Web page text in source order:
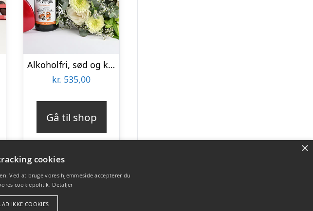
Alkoholfri, sød og kærlig gavehilsen – Send blomster med Bloomit
kr. 535,00
Gå til shop
×
cookies
Ved at bruge vores hjemmeside accepterer du
cookiepolitik. Detaljer
IKKE COOKIES